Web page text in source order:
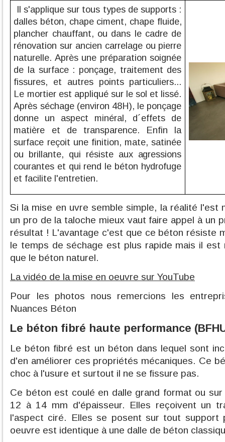
Il s'applique sur tous types de supports :
dalles béton, chape ciment, chape fluide,
plancher chauffant, ou dans le cadre de
rénovation sur ancien carrelage ou pierre
naturelle. Après une préparation soignée
de la surface : ponçage, traitement des
fissures, et autres points particuliers...
Le mortier est appliqué sur le sol et lissé.
Après séchage (environ 48H), le ponçage
donne un aspect minéral, d´effets de
matière et de transparence. Enfin la
surface reçoit une finition, mate, satinée
ou brillante, qui résiste aux agressions
courantes et qui rend le béton hydrofuge
et facilite l'entretien.
Si la mise en uvre semble simple, la réalité l'est
un pro de la taloche mieux vaut faire appel à un
résultat ! L'avantage c'est que ce béton résiste
le temps de séchage est plus rapide mais il est
que le béton naturel.
La vidéo de la mise en oeuvre sur YouTube
Pour les photos nous remercions les
Nuances Béton
Le béton fibré haute performance
Le béton fibré est un béton dans lequel sont
d'en améliorer ces propriétés mécaniques. Ce
choc à l'usure et surtout il ne se fissure pas.
Ce béton est coulé en dalle grand format ou
12 à 14 mm d'épaisseur. Elles reçoivent un
l'aspect ciré. Elles se posent sur tout support
oeuvre est identique à une dalle de béton